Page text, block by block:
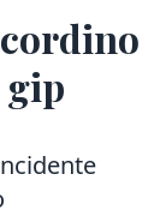
gip